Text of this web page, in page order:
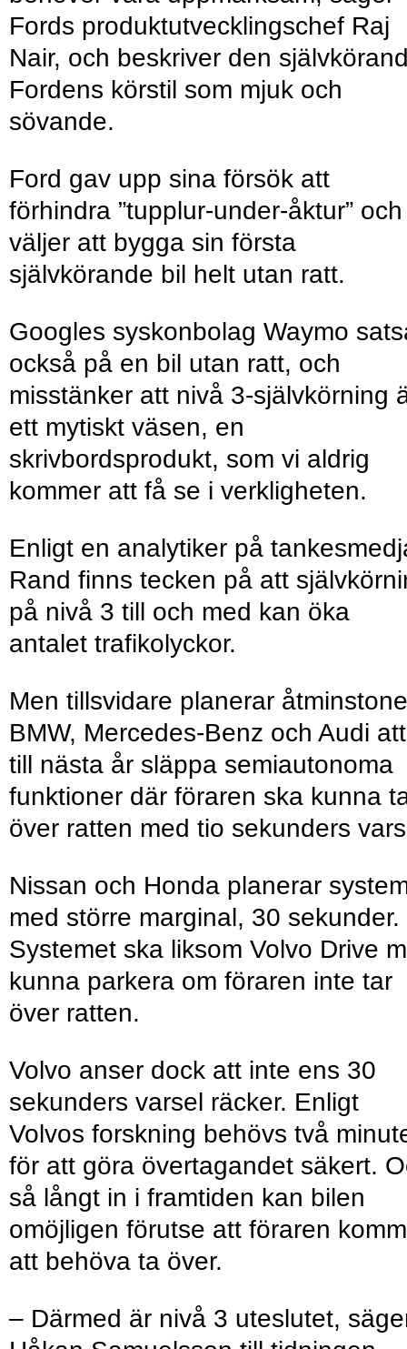
Fords produktutvecklingschef Raj
Nair, och beskriver den
Fordens körstil som mjuk och
sövande.
Ford gav upp sina försök att
förhindra ”tupplur-under-åktur” och
väljer att bygga sin första
självkörande bil helt utan ratt.
Googles syskonbolag Waymo
också på en bil utan ratt, och
misstänker att nivå 3-självkörning
ett mytiskt väsen, en
skrivbordsprodukt, som vi aldrig
kommer att få se i verkligheten.
Enligt en analytiker på
Rand finns tecken på att
på nivå 3 till och med kan öka
antalet trafikolyckor.
Men tillsvidare planerar åtminstone
BMW, Mercedes-Benz och Audi att
till nästa år släppa semiautonoma
funktioner där föraren ska kunna
över ratten med tio sekunders
Nissan och Honda planerar
med större marginal, 30 sekunder.
Systemet ska liksom Volvo Drive
kunna parkera om föraren inte tar
över ratten.
Volvo anser dock att inte ens 30
sekunders varsel räcker. Enligt
Volvos forskning behövs två
för att göra övertagandet säkert.
så långt in i framtiden kan bilen
omöjligen förutse att föraren
att behöva ta över.
– Därmed är nivå 3 uteslutet,